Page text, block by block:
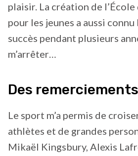
plaisir. La création de l’École
pour les jeunes a aussi
succès pendant plusieurs
m’arrêter…
Des remerciements
Le sport m’a permis de
athlètes et de grandes
Mikaël Kingsbury, Alexis